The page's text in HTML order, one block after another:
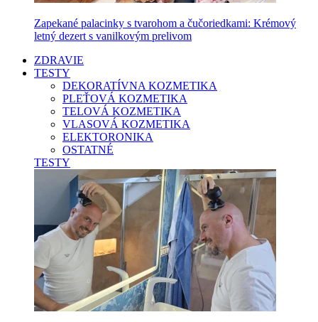
Zapekané palacinky s tvarohom a čučoriedkami: Krémový
letný dezert s vanilkovým prelivom
ZDRAVIE
TESTY
DEKORATÍVNA KOZMETIKA
PLEŤOVÁ KOZMETIKA
TELOVÁ KOZMETIKA
VLASOVÁ KOZMETIKA
ELEKTORONIKA
OSTATNÉ
TESTY